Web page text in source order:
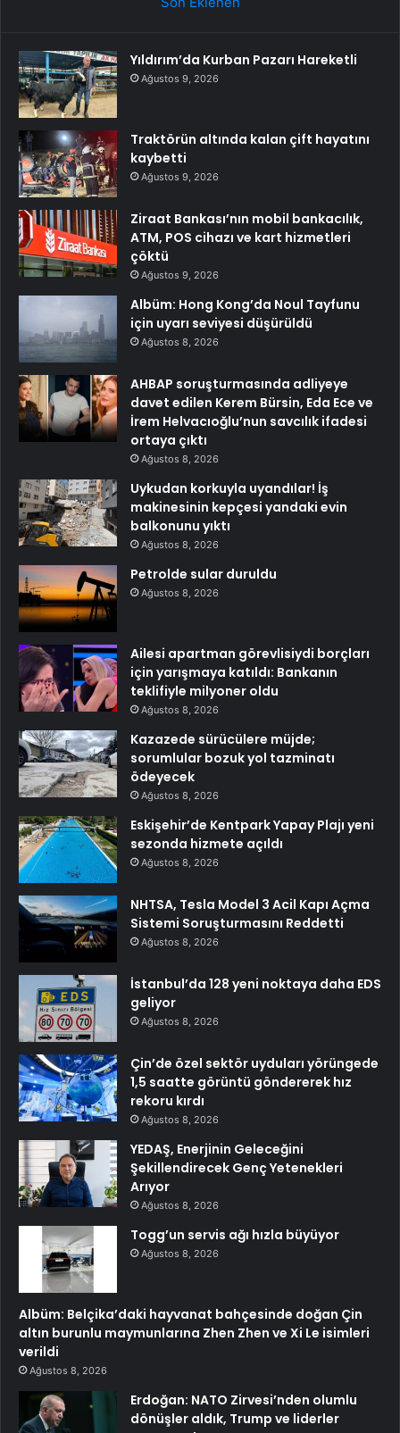
Yıldırım’da Kurban Pazarı Hareketli
Ağustos 9, 2026
Traktörün altında kalan çift hayatını
kaybetti
Ağustos 9, 2026
Ziraat Bankası’nın mobil bankacılık,
ATM, POS cihazı ve kart hizmetleri
çöktü
Ağustos 9, 2026
Albüm: Hong Kong’da Noul Tayfunu
için uyarı seviyesi düşürüldü
Ağustos 8, 2026
AHBAP soruşturmasında adliyeye
davet edilen Kerem Bürsin, Eda Ece ve
İrem Helvacıoğlu’nun savcılık ifadesi
ortaya çıktı
Ağustos 8, 2026
Uykudan korkuyla uyandılar! İş
makinesinin kepçesi yandaki evin
balkonunu yıktı
Ağustos 8, 2026
Petrolde sular duruldu
Ağustos 8, 2026
Ailesi apartman görevlisiydi borçları
için yarışmaya katıldı: Bankanın
teklifiyle milyoner oldu
Ağustos 8, 2026
Kazazede sürücülere müjde;
sorumlular bozuk yol tazminatı
ödeyecek
Ağustos 8, 2026
Eskişehir’de Kentpark Yapay Plajı yeni
sezonda hizmete açıldı
Ağustos 8, 2026
NHTSA, Tesla Model 3 Acil Kapı Açma
Sistemi Soruşturmasını Reddetti
Ağustos 8, 2026
İstanbul’da 128 yeni noktaya daha EDS
geliyor
Ağustos 8, 2026
Çin’de özel sektör uyduları yörüngede
1,5 saatte görüntü göndererek hız
rekoru kırdı
Ağustos 8, 2026
YEDAŞ, Enerjinin Geleceğini
Şekillendirecek Genç Yetenekleri
Arıyor
Ağustos 8, 2026
Togg’un servis ağı hızla büyüyor
Ağustos 8, 2026
Albüm: Belçika’daki hayvanat bahçesinde doğan Çin
altın burunlu maymunlarına Zhen Zhen ve Xi Le isimleri
verildi
Ağustos 8, 2026
Erdoğan: NATO Zirvesi’nden olumlu
dönüşler aldık, Trump ve liderler